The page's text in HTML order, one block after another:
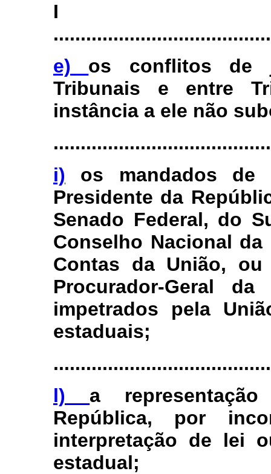
I
e) os conflitos de
Tribunais e entre
instância a ele não
i) os mandados de
Presidente da
Senado Federal, do
Conselho Nacional
Contas da União,
Procurador-Geral
impetrados pela
estaduais;
l) a
República, por
interpretação de lei
estadual;